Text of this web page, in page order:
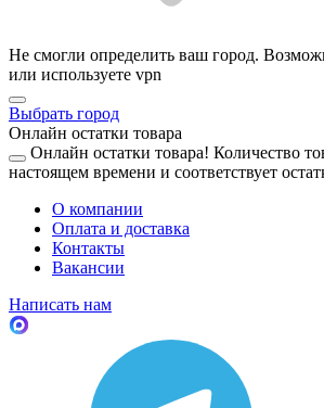
Не смогли определить ваш город.
или используете vpn
Выбрать город
Онлайн остатки товара
Онлайн остатки товара! Количество
настоящем времени и соответствует
О компании
Оплата и доставка
Контакты
Вакансии
Написать нам